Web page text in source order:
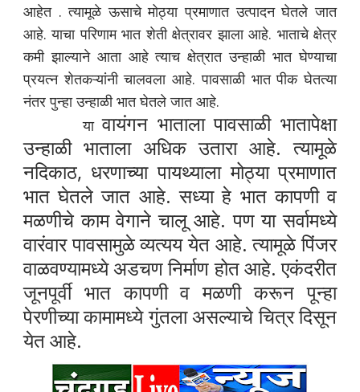
आहेत . त्यामूळे ऊसाचे मोठ्या प्रमाणात उत्पादन घेतले जात
आहे. याचा परिणाम भात शेती क्षेत्रावर झाला आहे. भाताचे क्षेत्र
कमी झाल्याने आता आहे त्याच क्षेत्रात उन्हाळी भात घेण्याचा
प्रयत्न शेतकऱ्यांनी चालवला आहे. पावसाळी भात पीक घेतत्या
नंतर पुन्हा उन्हाळी भात घेतले जात आहे.
यावायंगन भाताला पावसाळी भातापेक्षा
उन्हाळी भाताला अधिक उतारा आहे. त्यामूळे
नदिकाठ, धरणाच्या पायथ्याला मोठ्या प्रमाणात
भात घेतले जात आहे. सध्या हे भात कापणी व
मळणीचे काम वेगाने चालू आहे. पण या सर्वामध्ये
वारंवार पावसामुळे व्यत्यय येत आहे. त्यामूळे पिंजर
वाळवण्यामध्ये अडचण निर्माण होत आहे. एकंदरीत
जूनपूर्वी भात कापणी व मळणी करून पून्हा
पेरणीच्या कामामध्ये गुंतला असल्याचे चित्र दिसून
येत आहे.